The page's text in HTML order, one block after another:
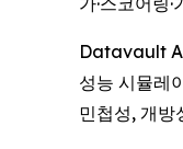
Datavault
성능 시뮬레
민첩성, 개방